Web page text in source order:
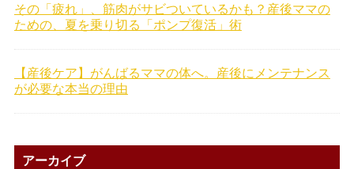
その「疲れ」、筋肉がサビついているかも？産後ママの
ための、夏を乗り切る「ポンプ復活」術
【産後ケア】がんばるママの体へ。産後にメンテナンス
が必要な本当の理由
アーカイブ